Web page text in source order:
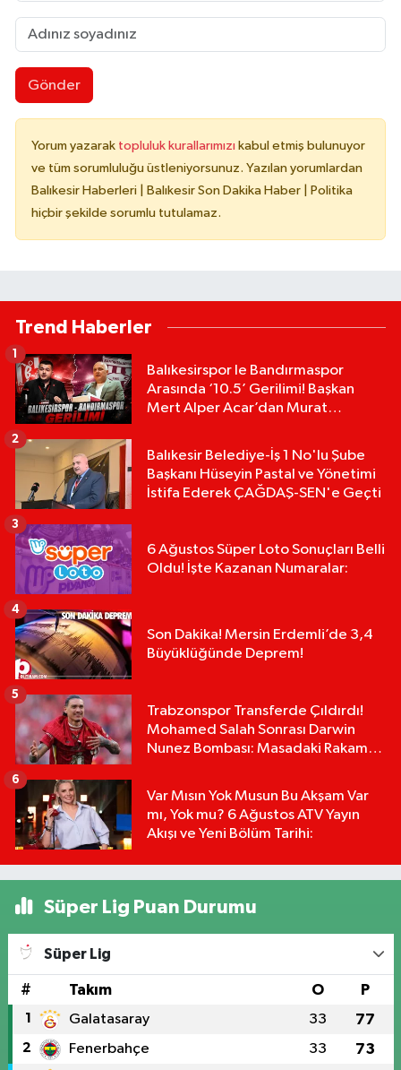
Gönder
Yorum yazarak topluluk kurallarımızı kabul etmiş bulunuyor
ve tüm sorumluluğu üstleniyorsunuz. Yazılan yorumlardan
Balıkesir Haberleri | Balıkesir Son Dakika Haber | Politika
hiçbir şekilde sorumlu tutulamaz.
Trend Haberler
Balıkesirspor le Bandırmaspor
Arasında ‘10.5’ Gerilimi! Başkan
Mert Alper Acar’dan Murat
1
Balıkesir Belediye-İş 1 No'lu Şube
Başkanı Hüseyin Pastal ve Yönetimi
İstifa Ederek ÇAĞDAŞ-SEN'e Geçti
2
6 Ağustos Süper Loto Sonuçları Belli
Oldu! İşte Kazanan Numaralar:
3
Son Dakika! Mersin Erdemli’de 3,4
Büyüklüğünde Deprem!
4
Trabzonspor Transferde Çıldırdı!
Mohamed Salah Sonrası Darwin
Nunez Bombası: Masadaki Rakam
5
Var Mısın Yok Musun Bu Akşam Var
mı, Yok mu? 6 Ağustos ATV Yayın
Akışı ve Yeni Bölüm Tarihi:
6
Süper Lig Puan Durumu
Süper Lig
# Takım O P
1 Galatasaray 33 77
2 Fenerbahçe 33 73